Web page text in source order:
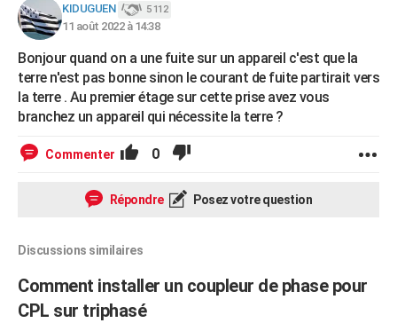
KIDUGUEN 5 112
11 août 2022 à 14:38
Bonjour quand on a une fuite sur un appareil c'est que la
terre n'est pas bonne sinon le courant de fuite partirait vers
la terre . Au premier étage sur cette prise avez vous
branchez un appareil qui nécessite la terre ?
Commenter 0
Répondre Posez votre question
Discussions similaires
Comment installer un coupleur de phase pour
CPL sur triphasé